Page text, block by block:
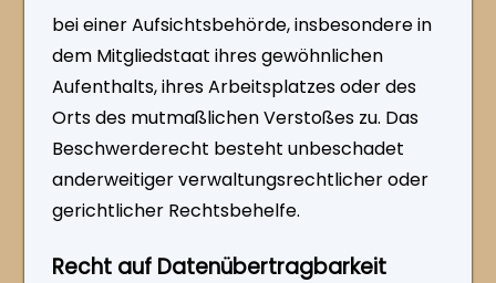
bei einer Aufsichtsbehörde, insbesondere in
dem Mitgliedstaat ihres gewöhnlichen
Aufenthalts, ihres Arbeitsplatzes oder des
Orts des mutmaßlichen Verstoßes zu. Das
Beschwerderecht besteht unbeschadet
anderweitiger verwaltungsrechtlicher oder
gerichtlicher Rechtsbehelfe.
Recht auf Daten­übertrag­barkeit